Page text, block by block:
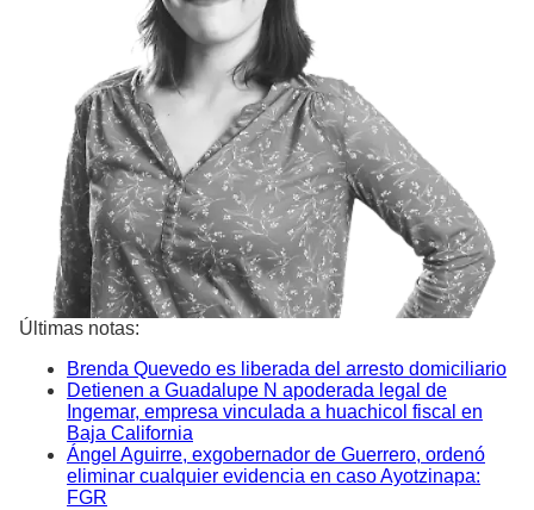
Últimas notas:
Brenda Quevedo es liberada del arresto domiciliario
Detienen a Guadalupe N apoderada legal de
Ingemar, empresa vinculada a huachicol fiscal en
Baja California
Ángel Aguirre, exgobernador de Guerrero, ordenó
eliminar cualquier evidencia en caso Ayotzinapa:
FGR